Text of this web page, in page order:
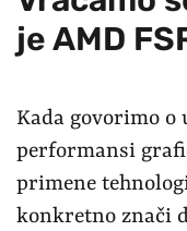
je AMD
Kada govorimo o
performansi
primene
konkretno znači